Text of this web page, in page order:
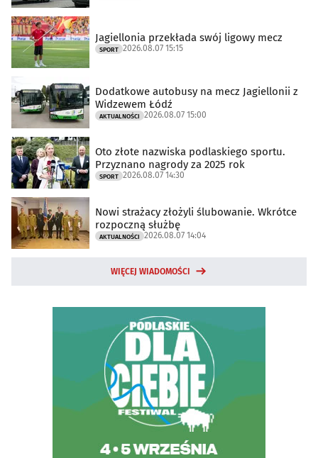
Jagiellonia przekłada swój ligowy mecz
SPORT 2026.08.07 15:15
Dodatkowe autobusy na mecz Jagiellonii z
Widzewem Łódź
AKTUALNOŚCI 2026.08.07 15:00
Oto złote nazwiska podlaskiego sportu.
Przyznano nagrody za 2025 rok
SPORT 2026.08.07 14:30
Nowi strażacy złożyli ślubowanie. Wkrótce
rozpoczną służbę
AKTUALNOŚCI 2026.08.07 14:04
WIĘCEJ WIADOMOŚCI